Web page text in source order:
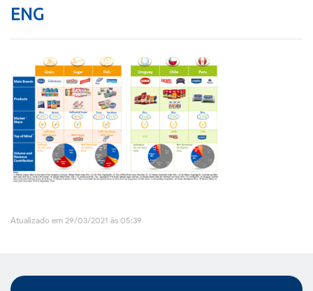
Competitivas
M&A e Mercado de Capitais
ESG
Prêmios
ENG
Atualizado em 29/03/2021 às 05:39